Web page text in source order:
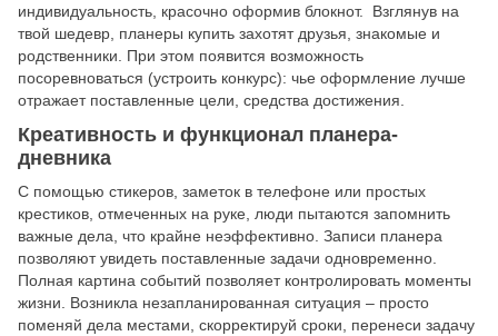
индивидуальность, красочно оформив блокнот. Взглянув на
твой шедевр, планеры купить захотят друзья, знакомые и
родственники. При этом появится возможность
посоревноваться (устроить конкурс): чье оформление лучше
отражает поставленные цели, средства достижения.
Креативность и функционал планера-
дневника
С помощью стикеров, заметок в телефоне или простых
крестиков, отмеченных на руке, люди пытаются запомнить
важные дела, что крайне неэффективно. Записи планера
позволяют увидеть поставленные задачи одновременно.
Полная картина событий позволяет контролировать моменты
жизни. Возникла незапланированная ситуация – просто
поменяй дела местами, скорректируй сроки, перенеси задачу